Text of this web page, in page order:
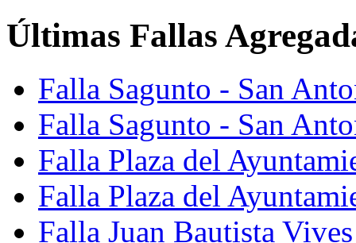
Últimas Fallas
Falla Sagunto - San
Falla Sagunto - San
Falla Plaza del
Falla Plaza del
Falla Juan Bautista